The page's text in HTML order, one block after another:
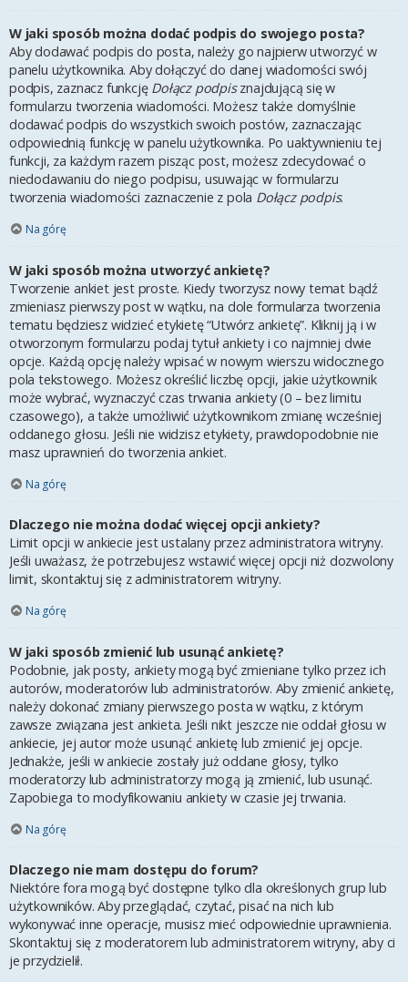
W jaki sposób można dodać podpis do swojego posta?
Aby dodawać podpis do posta, należy go najpierw utworzyć w
panelu użytkownika. Aby dołączyć do danej wiadomości swój
podpis, zaznacz funkcję Dołącz podpisznajdującą się w
formularzu tworzenia wiadomości. Możesz także domyślnie
dodawać podpis do wszystkich swoich postów, zaznaczając
odpowiednią funkcję w panelu użytkownika. Po uaktywnieniu tej
funkcji, za każdym razem pisząc post, możesz zdecydować o
niedodawaniu do niego podpisu, usuwając w formularzu
tworzenia wiadomości zaznaczenie z pola Dołącz podpis.
Na górę
W jaki sposób można utworzyć ankietę?
Tworzenie ankiet jest proste. Kiedy tworzysz nowy temat bądź
zmieniasz pierwszy post w wątku, na dole formularza tworzenia
tematu będziesz widzieć etykietę “Utwórz ankietę”. Kliknij ją i w
otworzonym formularzu podaj tytuł ankiety i co najmniej dwie
opcje. Każdą opcję należy wpisać w nowym wierszu widocznego
pola tekstowego. Możesz określić liczbę opcji, jakie użytkownik
może wybrać, wyznaczyć czas trwania ankiety (0 – bez limitu
czasowego), a także umożliwić użytkownikom zmianę wcześniej
oddanego głosu. Jeśli nie widzisz etykiety, prawdopodobnie nie
masz uprawnień do tworzenia ankiet.
Na górę
Dlaczego nie można dodać więcej opcji ankiety?
Limit opcji w ankiecie jest ustalany przez administratora witryny.
Jeśli uważasz, że potrzebujesz wstawić więcej opcji niż dozwolony
limit, skontaktuj się z administratorem witryny.
Na górę
W jaki sposób zmienić lub usunąć ankietę?
Podobnie, jak posty, ankiety mogą być zmieniane tylko przez ich
autorów, moderatorów lub administratorów. Aby zmienić ankietę,
należy dokonać zmiany pierwszego posta w wątku, z którym
zawsze związana jest ankieta. Jeśli nikt jeszcze nie oddał głosu w
ankiecie, jej autor może usunąć ankietę lub zmienić jej opcje.
Jednakże, jeśli w ankiecie zostały już oddane głosy, tylko
moderatorzy lub administratorzy mogą ją zmienić, lub usunąć.
Zapobiega to modyfikowaniu ankiety w czasie jej trwania.
Na górę
Dlaczego nie mam dostępu do forum?
Niektóre fora mogą być dostępne tylko dla określonych grup lub
użytkowników. Aby przeglądać, czytać, pisać na nich lub
wykonywać inne operacje, musisz mieć odpowiednie uprawnienia.
Skontaktuj się z moderatorem lub administratorem witryny, aby ci
je przydzielił.